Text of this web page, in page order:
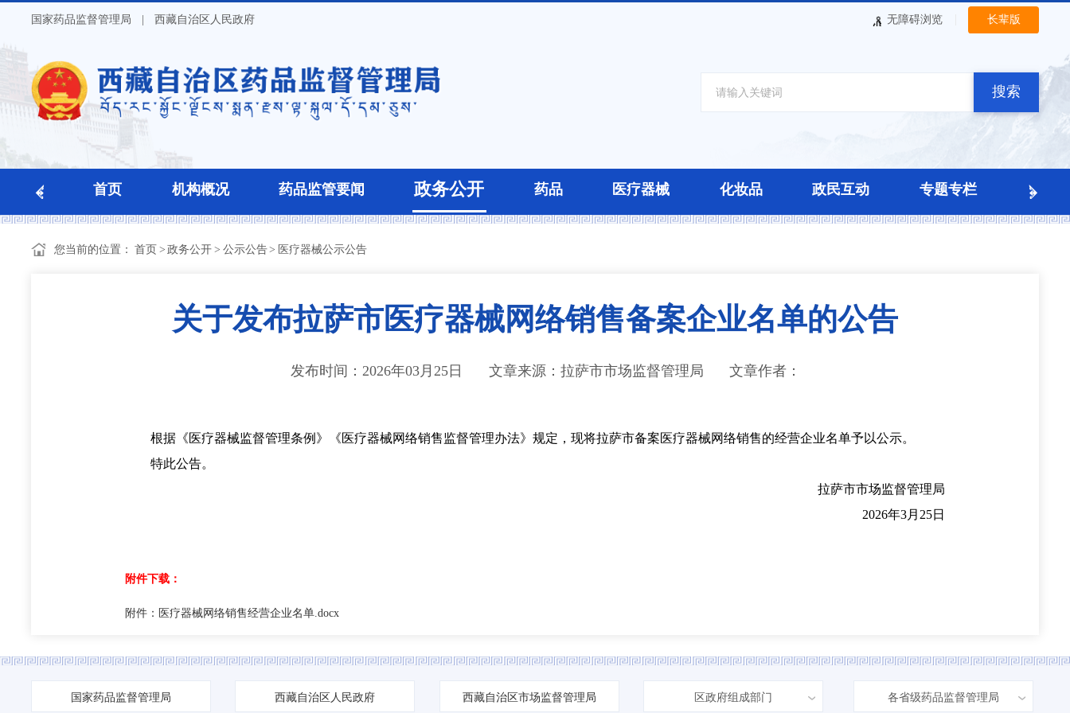
国家药品监督管理局 | 西藏自治区人民政府 无障碍浏览 长辈版
搜索
首页 机构概况 药品监管要闻 政务公开 药品 医疗器械 化妆品 政民互动 专题专栏
您当前的位置： 首页 > 政务公开> 公示公告> 医疗器械公示公告
关于发布拉萨市医疗器械网络销售备案企业名单的公告
发布时间：2026年03月25日 文章来源：拉萨市市场监督管理局 文章作者：
根据《医疗器械监督管理条例》《医疗器械网络销售监督管理办法》规定，现将拉萨市备案医疗器械网络销售的经营企业名单予以公示。
特此公告。
拉萨市市场监督管理局
2026年3月25日
附件下载：
附件：医疗器械网络销售经营企业名单.docx
国家药品监督管理局 西藏自治区人民政府 西藏自治区市场监督管理局 区政府组成部门 各省级药品监督管理局